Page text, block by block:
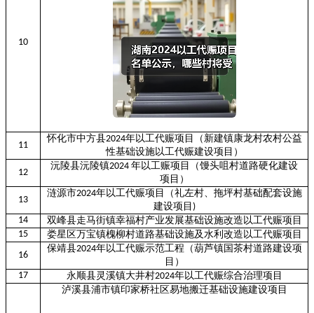
10
11
怀化市中方县2024年以工代赈项目（新建镇康龙村农村公益
性基础设施以工代赈建设项目）
12
沅陵县沅陵镇2024 年以工赈项目（馒头咀村道路硬化建设
项目）
13
涟源市2024年以工代赈项目（礼左村、拖坪村基础配套设施
建设项目 )
14
双峰县走马街镇幸福村产业发展基础设施改造以工代赈项目
15
娄星区万宝镇槐柳村道路基础设施及水利改造以工代赈项目
16
保靖县2024年以工代赈示范工程（葫芦镇国茶村道路建设项
目）
17
永顺县灵溪镇大井村2024年以工代赈综合治理项目
泸溪县浦市镇印家桥社区易地搬迁基础设施建设项目